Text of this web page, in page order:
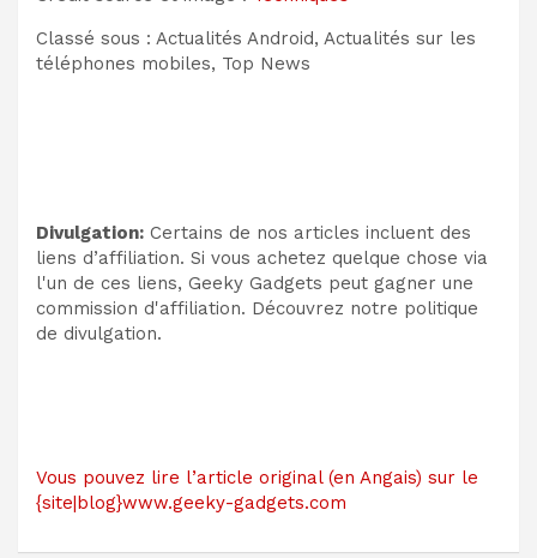
Classé sous : Actualités Android, Actualités sur les
téléphones mobiles, Top News
Divulgation: Certains de nos articles incluent des
liens d’affiliation. Si vous achetez quelque chose via
l'un de ces liens, Geeky Gadgets peut gagner une
commission d'affiliation. Découvrez notre politique
de divulgation.
Vous pouvez lire l’article original (en Angais) sur le
{site|blog}www.geeky-gadgets.com